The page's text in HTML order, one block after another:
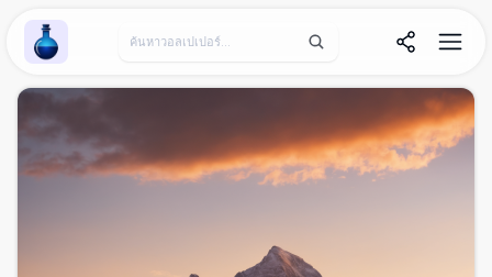
Wallpaper Alchemy